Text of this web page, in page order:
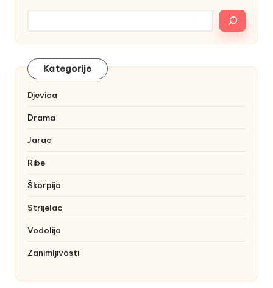
Kategorije
Djevica
Drama
Jarac
Ribe
Škorpija
Strijelac
Vodolija
Zanimljivosti